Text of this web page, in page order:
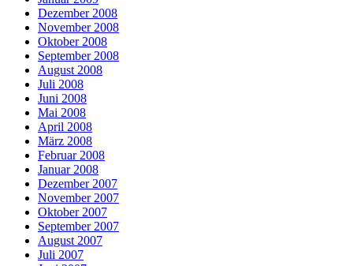
Dezember 2008
November 2008
Oktober 2008
September 2008
August 2008
Juli 2008
Juni 2008
Mai 2008
April 2008
März 2008
Februar 2008
Januar 2008
Dezember 2007
November 2007
Oktober 2007
September 2007
August 2007
Juli 2007